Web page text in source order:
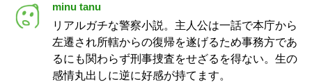
minu tanu
リアルガチな警察小説。主人公は一話で本庁から
左遷され所轄からの復帰を遂げるため事務方であ
るにも関わらず刑事捜査をせざるを得ない。生の
感情丸出しに逆に好感が持てます。